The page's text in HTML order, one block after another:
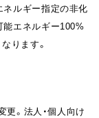
ルギー指定の非化
能エネルギー100%
ります。
ついて
。法人・個人向け